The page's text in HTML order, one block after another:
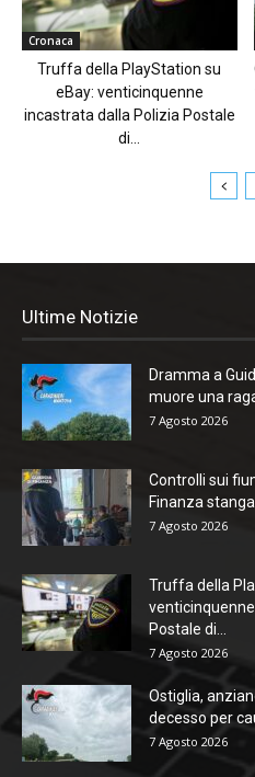
Cronaca
Truffa della PlayStation su
eBay: venticinquenne
incastrata dalla Polizia Postale
di...
Ultime Notizie
Dramma a
muore una
7 Agosto 2026
Controlli sui
Finanza stanga...
7 Agosto 2026
Truffa della
Postale di...
7 Agosto 2026
Ostiglia,
decesso per
7 Agosto 2026